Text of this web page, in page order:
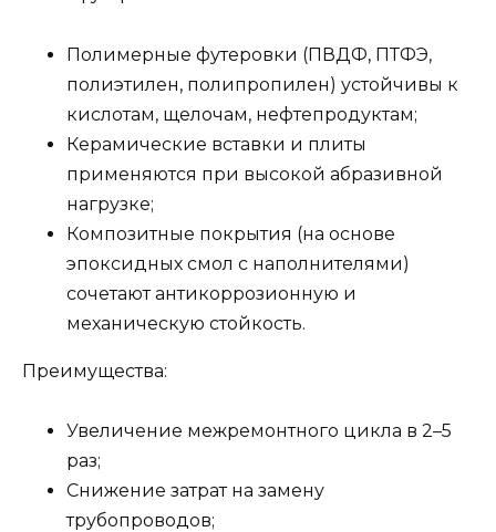
Полимерные футеровки (ПВДФ, ПТФЭ,
полиэтилен, полипропилен) устойчивы к
кислотам, щелочам, нефтепродуктам;
Керамические вставки и плиты
применяются при высокой абразивной
нагрузке;
Композитные покрытия (на основе
эпоксидных смол с наполнителями)
сочетают антикоррозионную и
механическую стойкость.
Преимущества:
Увеличение межремонтного цикла в 2–5
раз;
Снижение затрат на замену
трубопроводов;